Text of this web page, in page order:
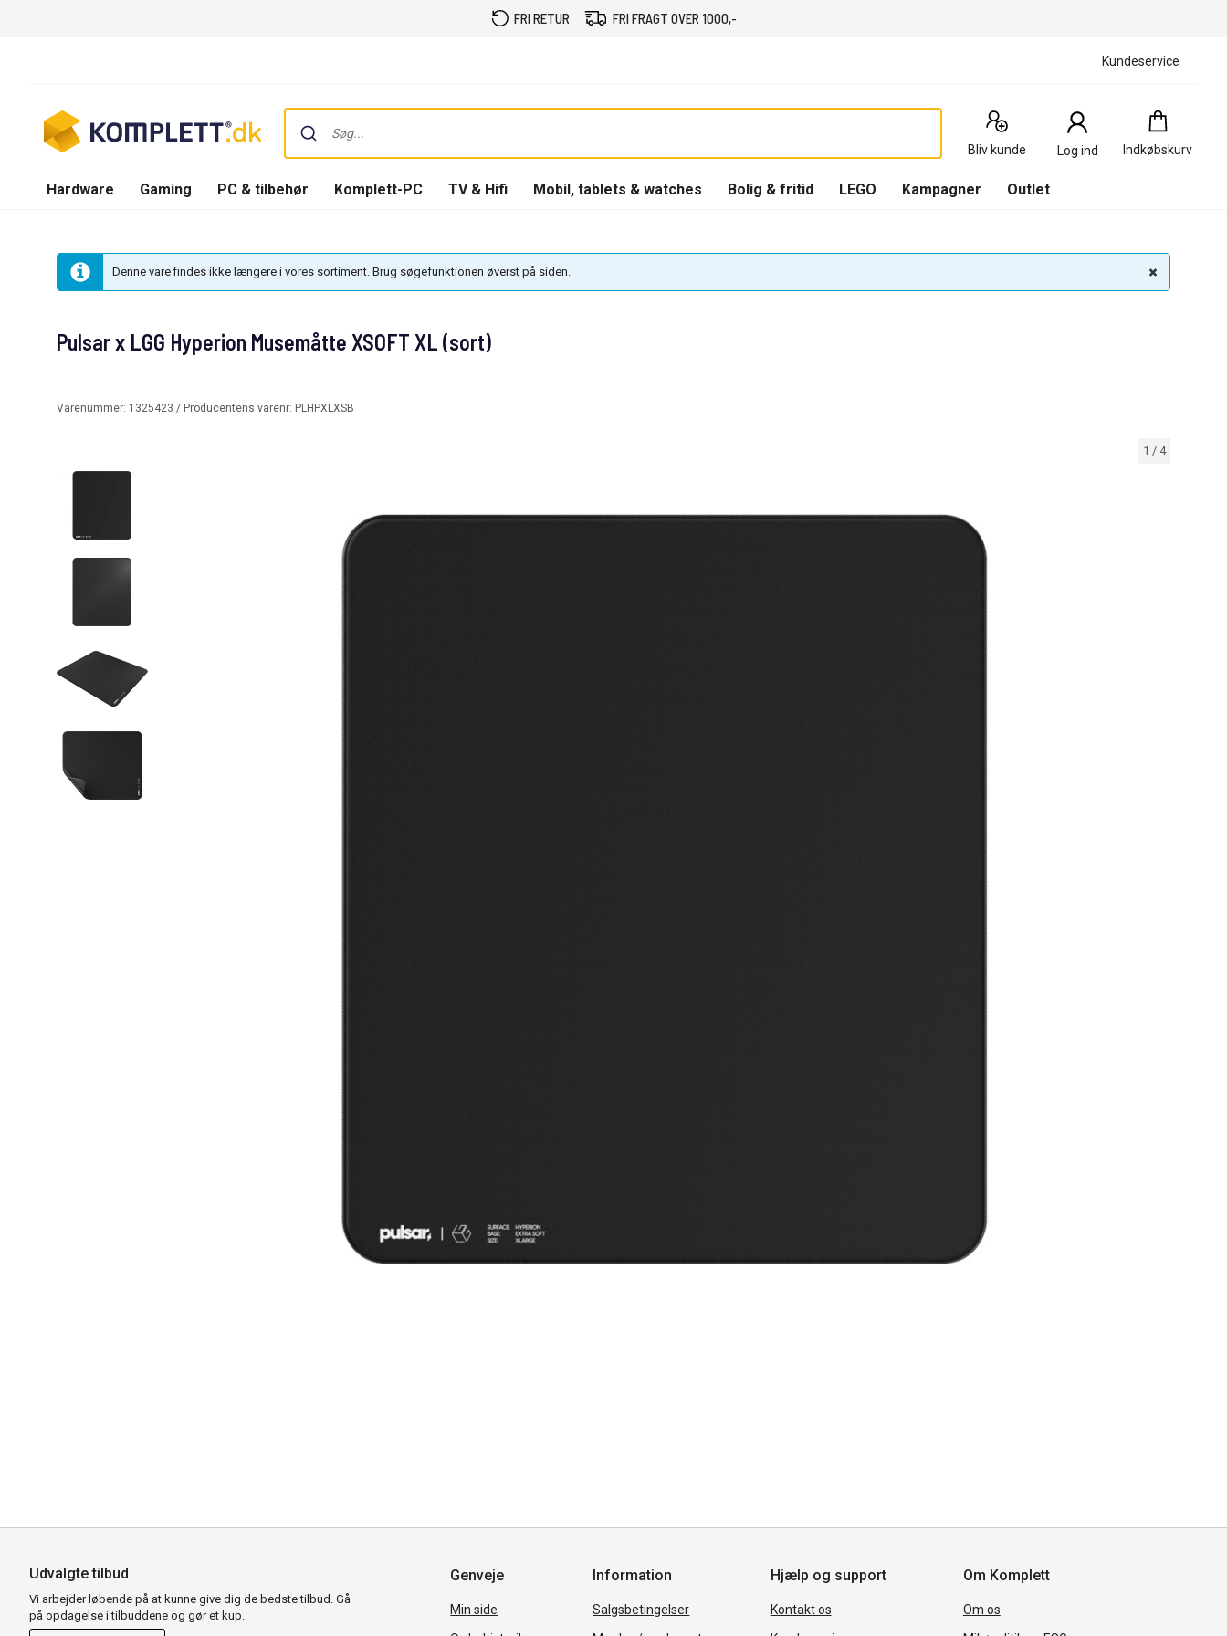
FRI RETUR FRI FRAGT OVER 1000,-
Kundeservice
Bliv kunde Log ind Indkøbskurv
Indkøbskurv
0
Produkter
Hardware Gaming PC & tilbehør Komplett-PC TV & Hifi Mobil, tablets & watches Bolig & fritid LEGO Kampagner Outlet
Denne vare findes ikke længere i vores sortiment. Brug søgefunktionen øverst på siden.
1 / 4
Pulsar x LGG Hyperion Musemåtte XSOFT XL (sort)
Varenummer: 1325423 / Producentens varenr: PLHPXLXSB
Udvalgte tilbud
Vi arbejder løbende på at kunne give dig de bedste tilbud. Gå
på opdagelse i tilbuddene og gør et kup.
Genveje
Min side
Information
Salgsbetingelser
Hjælp og support
Kontakt os
Om Komplett
Om os